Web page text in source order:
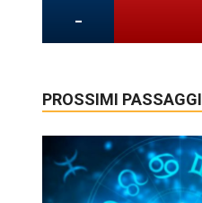
-
PROSSIMI PASSAGGI